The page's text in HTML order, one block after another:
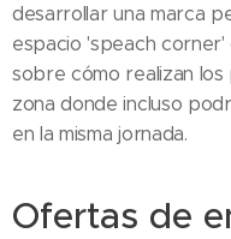
desarrollar una marca
espacio 'speach
sobre cómo realizan
zona donde incluso
en la misma jornada.
Ofertas de